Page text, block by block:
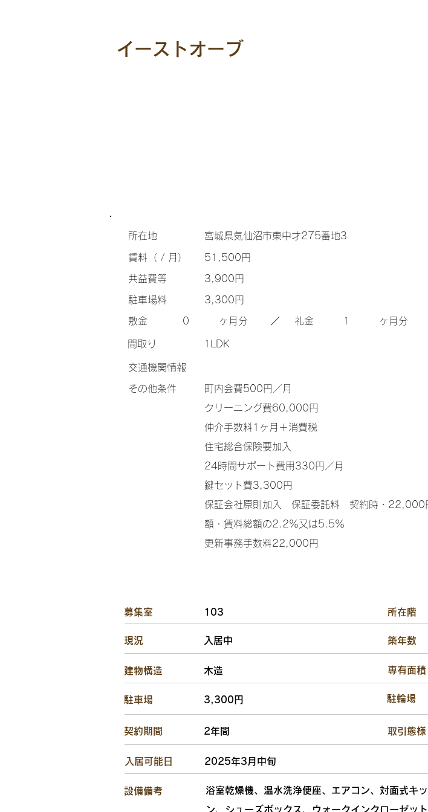
イーストオーブ
所在地 宮城県気仙沼市東中才275番地3
​賃料（ / 月） 51,500円
​共益費等 3,900円
​駐車場料 3,300円
​敷金 0 ヶ月分 ／ ​礼金 1 ヶ月分
間取り 1LDK
交通機関情報
その他条件
町内会費500円／月
クリーニング費60,000円
仲介手数料1ヶ月＋消費税
住宅総合保険要加入
24時間サポート費用330円／月
鍵セット費3,300円
保証会社原則加入 保証委託料 契約時・
額・賃料総額の2.2％又は5.5％
更新事務手数料22,000円
​募集室 103 ​所在階
​現況 入居中 ​築年数
​建物構造 木造 ​専有面積
駐車場 3,300円 ​駐輪場
​契約期間 2年間 ​取引態様
​入居可能日 2025年3月中旬
設備備考
浴室乾燥機、温水洗浄便座、エアコン、対面式キ
ン、シューズボックス、ウォークインクローゼッ